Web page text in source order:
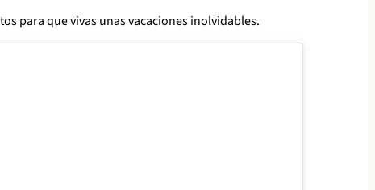
para que vivas unas vacaciones inolvidables.